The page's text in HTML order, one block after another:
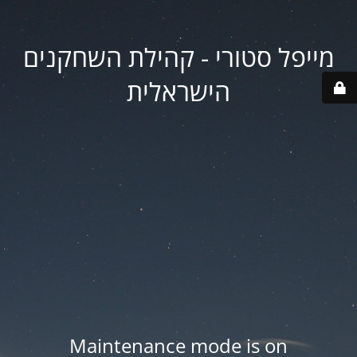
מייפל סטורי - קהילת השחקנים
הישראלית
Maintenance mode is on